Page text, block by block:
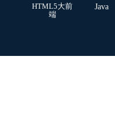
HTML5大前
端
Java